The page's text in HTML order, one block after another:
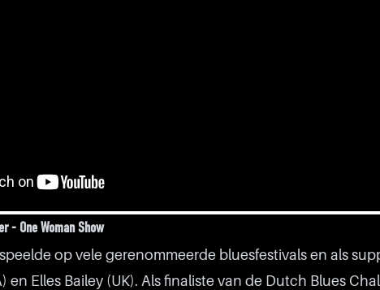
- One Woman Show
op vele gerenommeerde bluesfestivals en als
en Elles Bailey (UK). Als finaliste van de Dutch Blues